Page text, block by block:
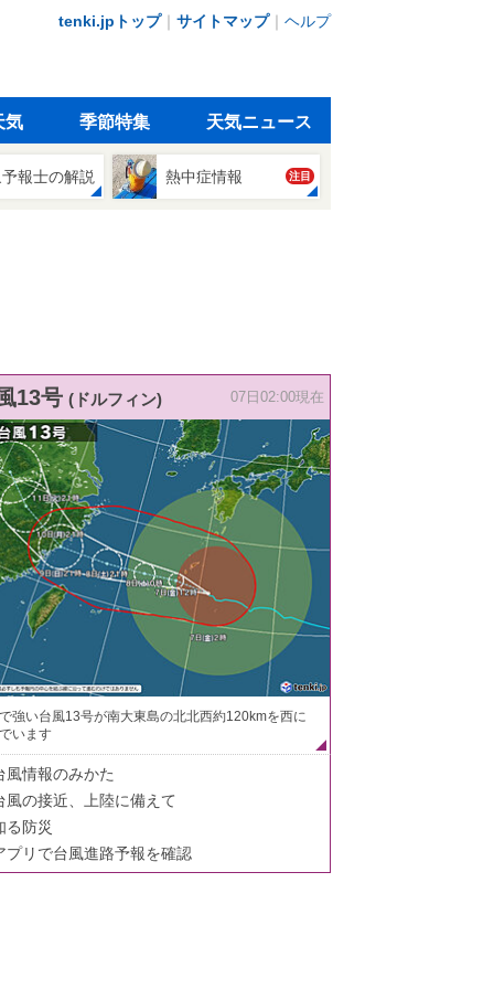
tenki.jpトップ｜ サイトマップ｜ ヘルプ
気 季節特集 天気ニュース
報士の解説 熱中症情報 注目
13号 (ドルフィン) 07日02:00現在
強い台風13号が南大東島の北北西約120kmを西に
います
風情報のみかた
風の接近、上陸に備えて
る防災
プリで台風進路予報を確認